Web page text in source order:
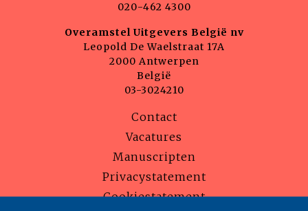
020-462 4300
Overamstel Uitgevers België nv
Leopold De Waelstraat 17A
2000 Antwerpen
België
03-3024210
Contact
Vacatures
Manuscripten
Privacystatement
Cookiestatement